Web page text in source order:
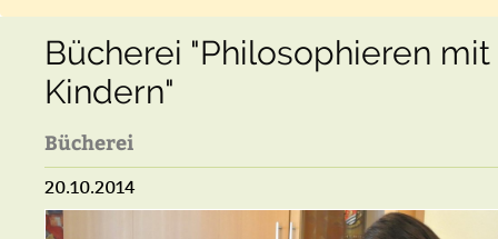
Bücherei "Philosophieren mit
Kindern"
Bücherei
20.10.2014